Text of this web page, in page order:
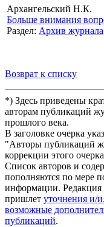
Архангельский Н.К.
Больше внимания
Раздел: Архив журнала
Возврат к списку
*) Здесь приведены
авторам публикаций
прошлого века.
В заголовке очерка
"Авторы публикаций
коррекции этого
Список авторов и
пополняются по мере
информации. Редакция
пришлет уточнения и/
возможные
публикаций.